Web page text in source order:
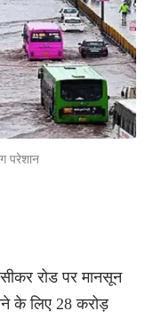
परेशान
रोड पर मानसून
के लिए 28 करोड़